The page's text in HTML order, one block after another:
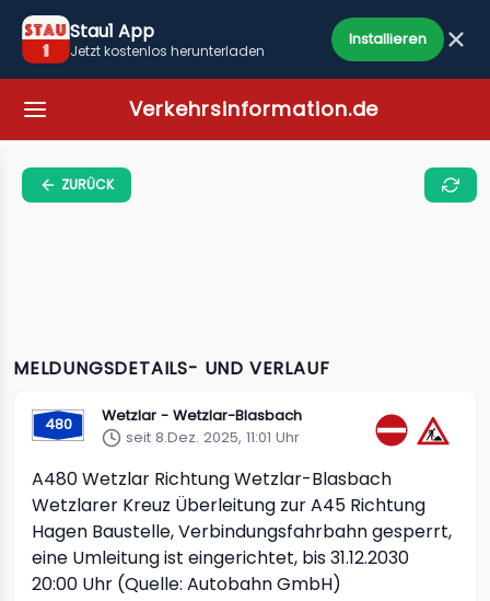
Stau1 App
Jetzt kostenlos herunterladen
Installieren
Verkehrsinformation.de
ZURÜCK
MELDUNGSDETAILS- UND VERLAUF
480
Wetzlar - Wetzlar-Blasbach
seit 8.Dez. 2025, 11:01 Uhr
A480Wetzlar Richtung Wetzlar-Blasbach
Wetzlarer Kreuz Überleitung zur A45 Richtung
Hagen Baustelle, Verbindungsfahrbahn gesperrt,
eine Umleitung ist eingerichtet, bis 31.12.2030
20:00 Uhr (Quelle: Autobahn GmbH)